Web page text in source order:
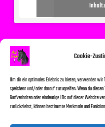
Cookie-
Um dir ein optimales Erlebnis zu bieten, verwenden
speichern und/oder darauf zuzugreifen. Wenn du
Surfverhalten oder eindeutige IDs auf dieser Website
zurückziehst, können bestimmte Merkmale und
Inhalt
Suchen